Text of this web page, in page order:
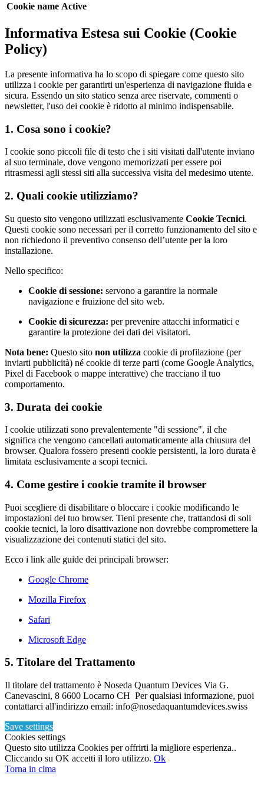
Cookie name Active
Informativa Estesa sui Cookie (Cookie
Policy)
La presente informativa ha lo scopo di spiegare come questo sito
utilizza i cookie per garantirti un'esperienza di navigazione fluida e
sicura. Essendo un sito statico senza aree riservate, commenti o
newsletter, l'uso dei cookie è ridotto al minimo indispensabile.
1. Cosa sono i cookie?
I cookie sono piccoli file di testo che i siti visitati dall'utente inviano
al suo terminale, dove vengono memorizzati per essere poi
ritrasmessi agli stessi siti alla successiva visita del medesimo utente.
2. Quali cookie utilizziamo?
Su questo sito vengono utilizzati esclusivamente Cookie Tecnici.
Questi cookie sono necessari per il corretto funzionamento del sito e
non richiedono il preventivo consenso dell’utente per la loro
installazione.
Nello specifico:
Cookie di sessione: servono a garantire la normale
navigazione e fruizione del sito web.
Cookie di sicurezza: per prevenire attacchi informatici e
garantire la protezione dei dati dei visitatori.
Nota bene: Questo sito non utilizza cookie di profilazione (per
inviarti pubblicità) né cookie di terze parti (come Google Analytics,
Pixel di Facebook o mappe interattive) che tracciano il tuo
comportamento.
3. Durata dei cookie
I cookie utilizzati sono prevalentemente "di sessione", il che
significa che vengono cancellati automaticamente alla chiusura del
browser. Qualora fossero presenti cookie persistenti, la loro durata è
limitata esclusivamente a scopi tecnici.
4. Come gestire i cookie tramite il browser
Puoi scegliere di disabilitare o bloccare i cookie modificando le
impostazioni del tuo browser. Tieni presente che, trattandosi di soli
cookie tecnici, la loro disattivazione non dovrebbe compromettere la
visualizzazione dei contenuti statici del sito.
Ecco i link alle guide dei principali browser:
Google Chrome
Mozilla Firefox
Safari
Microsoft Edge
5. Titolare del Trattamento
Il titolare del trattamento è Noseda Quantum Devices Via G.
Canevascini, 8 6600 Locarno CH Per qualsiasi informazione, puoi
contattarci all'indirizzo email: info@nosedaquantumdevices.swiss
Save settings
Cookies settings
Questo sito utilizza Cookies per offrirti la migliore esperienza..
Cliccando su OK accetti il loro utilizzo. Ok
Torna in cima